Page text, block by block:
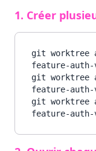
1. Créer
git worktree
feature-auth-
git worktree
feature-auth-
git worktree